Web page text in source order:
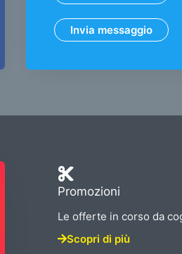
Invia messaggio
Promozioni
Le offerte in corso da
Scopri di più